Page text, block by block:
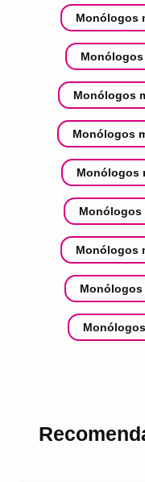
Monólogos
Monólogos
Monólogos
Monólogos
Monólogos
Monólogos
Monólogos